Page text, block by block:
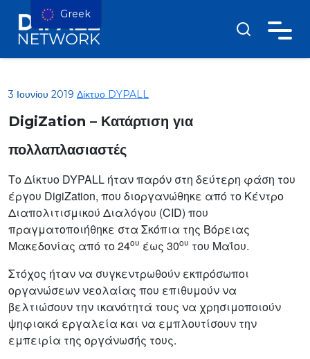
3 Ιουνίου 2019 Δίκτυο DYPALL
DigiZation – Κατάρτιση για
πολλαπλασιαστές
Το Δίκτυο DYPALL ήταν παρόν στη δεύτερη φάση του
έργου DigiZation, που διοργανώθηκε από το Κέντρο
Διαπολιτισμικού Διαλόγου (CID) που
πραγματοποιήθηκε στα Σκόπια της Βόρειας
Μακεδονίας από το 24ου έως 30ου του Μαΐου.
Στόχος ήταν να συγκεντρωθούν εκπρόσωποι
οργανώσεων νεολαίας που επιθυμούν να
βελτιώσουν την ικανότητά τους να χρησιμοποιούν
ψηφιακά εργαλεία και να εμπλουτίσουν την
εμπειρία της οργάνωσής τους.
Greek